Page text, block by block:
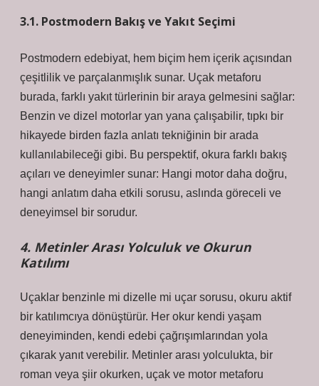
3.1. Postmodern Bakış ve Yakıt Seçimi
Postmodern edebiyat, hem biçim hem içerik açısından
çeşitlilik ve parçalanmışlık sunar. Uçak metaforu
burada, farklı yakıt türlerinin bir araya gelmesini sağlar:
Benzin ve dizel motorlar yan yana çalışabilir, tıpkı bir
hikayede birden fazla anlatı tekniğinin bir arada
kullanılabileceği gibi. Bu perspektif, okura farklı bakış
açıları ve deneyimler sunar: Hangi motor daha doğru,
hangi anlatım daha etkili sorusu, aslında göreceli ve
deneyimsel bir sorudur.
4. Metinler Arası Yolculuk ve Okurun
Katılımı
Uçaklar benzinle mi dizelle mi uçar sorusu, okuru aktif
bir katılımcıya dönüştürür. Her okur kendi yaşam
deneyiminden, kendi edebi çağrışımlarından yola
çıkarak yanıt verebilir. Metinler arası yolculukta, bir
roman veya şiir okurken, uçak ve motor metaforu